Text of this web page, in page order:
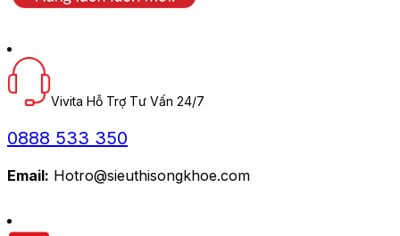
Vivita Hỗ Trợ Tư Vấn 24/7
0888 533 350
Email: Hotro@sieuthisongkhoe.com